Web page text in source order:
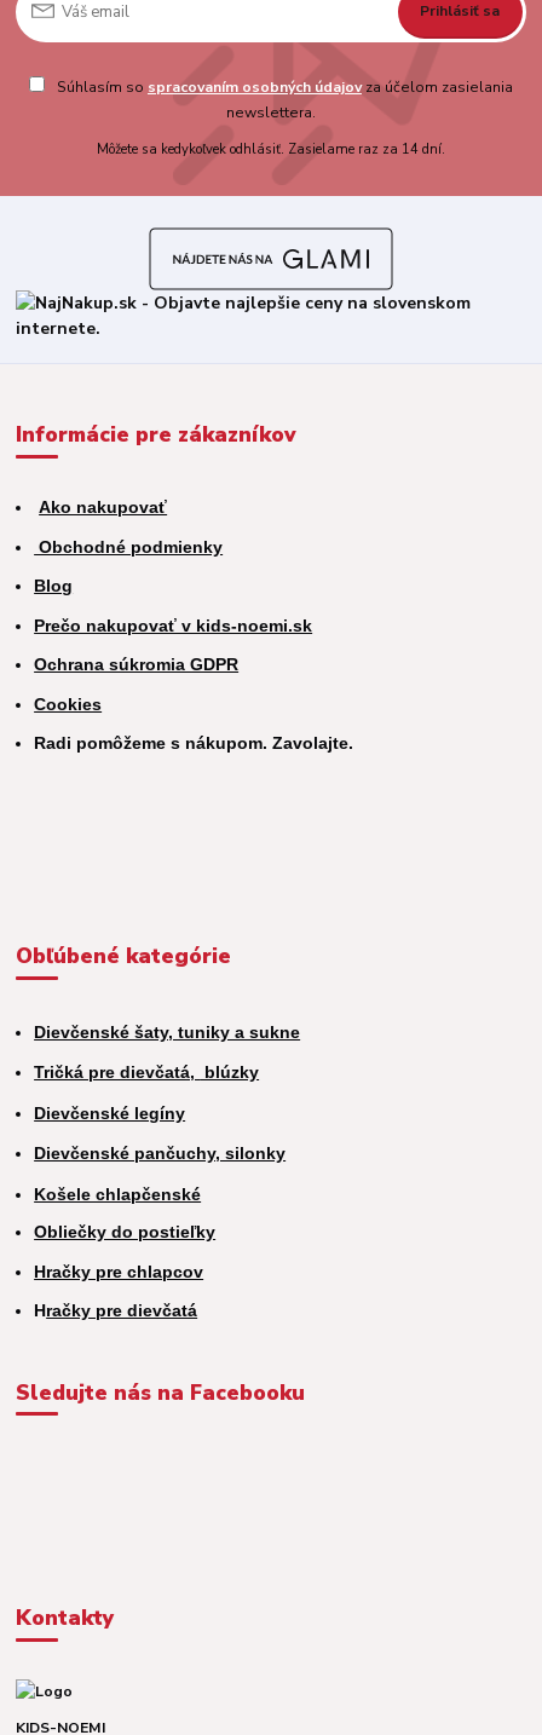
Prihlásiť sa
Súhlasím so spracovaním osobných údajovza účelom zasielania
newslettera.
Môžete sa kedykoľvek odhlásiť. Zasielame raz za 14 dní.
Informácie pre zákazníkov
Ako nakupovať
Obchodné podmienky
Blog
Prečo nakupovať v kids-noemi.sk
Ochrana súkromia GDPR
Cookies
Radi pomôžeme s nákupom. Zavolajte.
Obľúbené kategórie
Dievčenské šaty, tuniky a sukne
Tričká pre dievčatá, blúzky
Dievčenské legíny
Dievčenské pančuchy, silonky
Košele chlapčenské
Obliečky do postieľky
Hračky pre chlapcov
Hračky pre dievčatá
Sledujte nás na Facebooku
Kontakty
KIDS-NOEMI